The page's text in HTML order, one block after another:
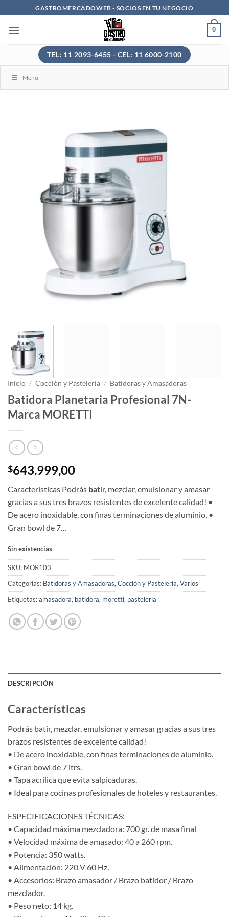
al
contenido
GASTROMERCADOWEB - SOCIOS EN TU NEGOCIO
0
TEL: 11 2093-6455 - CEL: 11 6000-2100
Menu
Inicio / Cocción y Pastelería / Batidoras y Amasadoras
Batidora Planetaria Profesional 7N-
Marca MORETTI
$643.999,00
Características Podrás batir, mezclar, emulsionar y amasar
gracias a sus tres brazos resistentes de excelente calidad! •
De acero inoxidable, con finas terminaciones de aluminio. •
Gran bowl de 7…
Sin existencias
SKU: MOR103
Categorías: Batidoras y Amasadoras, Cocción y Pastelería, Varios
Etiquetas:amasadora, batidora, moretti, pasteleria
DESCRIPCIÓN
Características
Podrás batir, mezclar, emulsionar y amasar gracias a sus tres
brazos resistentes de excelente calidad!
• De acero inoxidable, con finas terminaciones de aluminio.
• Gran bowl de 7 ltrs.
• Tapa acrílica que evita salpicaduras.
• Ideal para cocinas profesionales de hoteles y restaurantes.
ESPECIFICACIONES TÉCNICAS:
• Capacidad máxima mezcladora: 700 gr. de masa final
• Velocidad máxima de amasado: 40 a 260 rpm.
• Potencia: 350 watts.
• Alimentación: 220 V 60 Hz.
• Accesorios: Brazo amasador / Brazo batidor / Brazo
mezclador.
• Peso neto: 14 kg.